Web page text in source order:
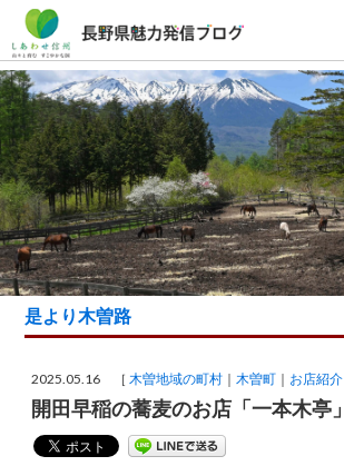
是より木曽路
2025.05.16 ［木曽地域の町村 木曽町 お店紹介
開田早稲の蕎麦のお店「一本木亭」